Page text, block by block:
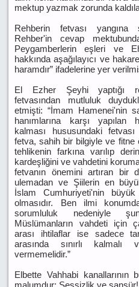
mektup yazmak zorunda
Rehberin fetvası yangına
Rehber'in cevap
Peygamberlerin eşleri ve
hakkında aşağılayıcı ve
haramdır” ifadelerine yer
El Ezher Şeyhi yaptığı
fetvasından mutluluk
etmişti: “İmam Hamenei'nin
hanımlarına karşı yapılan
kalması hususundaki
fetva, sahih bir bilgiyle ve fitne
tehlikenin farkına varılıp
kardeşliğini ve vahdetini
fetvanın önemini artıran bir
ulemadan ve Şiilerin en
İslam Cumhuriyeti'nin büyük
olmasıdır. Ben ilmi
sorumluluk nedeniyle
Müslümanların vahdeti için
arası ihtilaflar ise sadece
arasında sınırlı
vermemelidir.”
Elbette Vahhabi kanallarının
malumdur: Sessizlik ve sansür!